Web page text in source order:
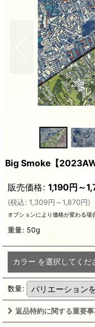
Big Smoke【2023AW
販売価格: 1,190円～
(税込: 1,309円 ～1,870円)
オプションにより価格が変わる場
重量: 50g
カラー を選択してくだ
数量:
返品特約に関する重要